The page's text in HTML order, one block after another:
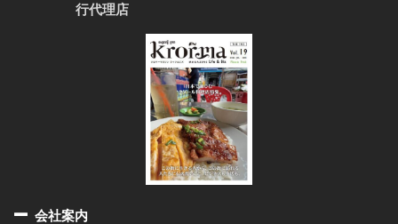
行代理店
会社案内